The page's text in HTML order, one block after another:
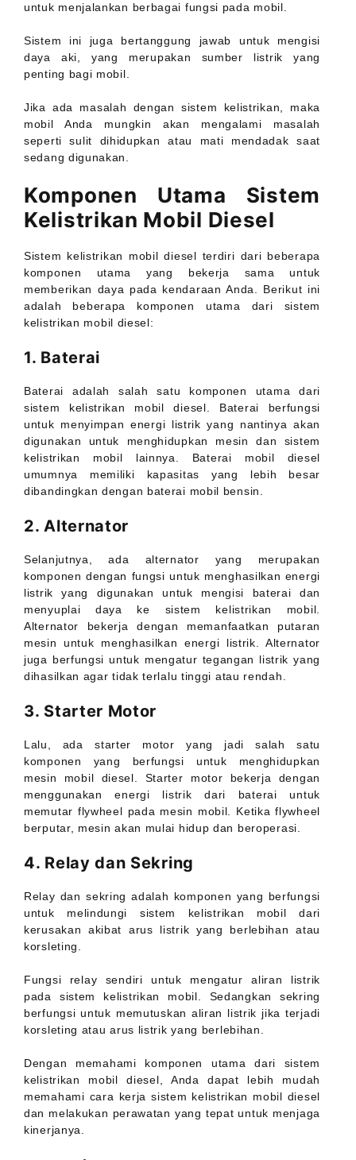
untuk menjalankan berbagai fungsi pada mobil.
Sistem ini juga bertanggung jawab untuk mengisi
daya aki, yang merupakan sumber listrik yang
penting bagi mobil.
Jika ada masalah dengan sistem kelistrikan, maka
mobil Anda mungkin akan mengalami masalah
seperti sulit dihidupkan atau mati mendadak saat
sedang digunakan.
Komponen Utama Sistem
Kelistrikan Mobil Diesel
Sistem kelistrikan mobil diesel terdiri dari beberapa
komponen utama yang bekerja sama untuk
memberikan daya pada kendaraan Anda. Berikut ini
adalah beberapa komponen utama dari sistem
kelistrikan mobil diesel:
1. Baterai
Baterai adalah salah satu komponen utama dari
sistem kelistrikan mobil diesel. Baterai berfungsi
untuk menyimpan energi listrik yang nantinya akan
digunakan untuk menghidupkan mesin dan sistem
kelistrikan mobil lainnya. Baterai mobil diesel
umumnya memiliki kapasitas yang lebih besar
dibandingkan dengan baterai mobil bensin.
2. Alternator
Selanjutnya, ada alternator yang merupakan
komponen dengan fungsi untuk menghasilkan energi
listrik yang digunakan untuk mengisi baterai dan
menyuplai daya ke sistem kelistrikan mobil.
Alternator bekerja dengan memanfaatkan putaran
mesin untuk menghasilkan energi listrik. Alternator
juga berfungsi untuk mengatur tegangan listrik yang
dihasilkan agar tidak terlalu tinggi atau rendah.
3. Starter Motor
Lalu, ada starter motor yang jadi salah satu
komponen yang berfungsi untuk menghidupkan
mesin mobil diesel. Starter motor bekerja dengan
menggunakan energi listrik dari baterai untuk
memutar flywheel pada mesin mobil. Ketika flywheel
berputar, mesin akan mulai hidup dan beroperasi.
4. Relay dan Sekring
Relay dan sekring adalah komponen yang berfungsi
untuk melindungi sistem kelistrikan mobil dari
kerusakan akibat arus listrik yang berlebihan atau
korsleting.
Fungsi relay sendiri untuk mengatur aliran listrik
pada sistem kelistrikan mobil. Sedangkan sekring
berfungsi untuk memutuskan aliran listrik jika terjadi
korsleting atau arus listrik yang berlebihan.
Dengan memahami komponen utama dari sistem
kelistrikan mobil diesel, Anda dapat lebih mudah
memahami cara kerja sistem kelistrikan mobil diesel
dan melakukan perawatan yang tepat untuk menjaga
kinerjanya.